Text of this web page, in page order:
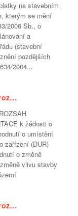
na stavebním
kterým se mění
2006 Sb., o
a
(stavební
pozdějších
2004...
k žádosti o
o umístění
zařízení (DUR)
o změně
vlivu stavby